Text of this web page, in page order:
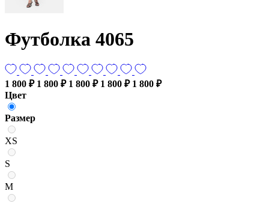
Футболка 4065
1 800 ₽ 1 800 ₽ 1 800 ₽ 1 800 ₽ 1 800 ₽
Цвет
Размер
XS
S
M